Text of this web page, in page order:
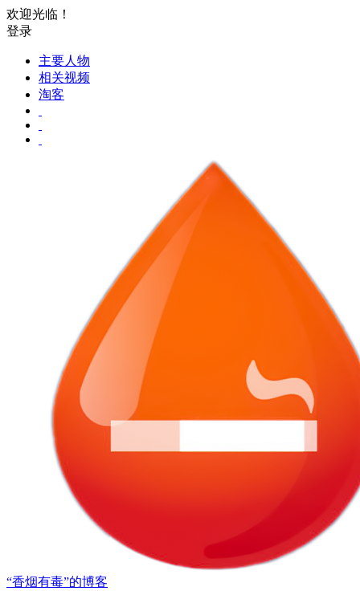
欢迎光临！
登录
主要人物
相关视频
淘客
“香烟有毒”的博客